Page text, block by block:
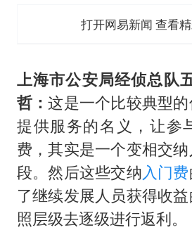
打开网易新闻 查看
上海市公安局经侦总队
哲：这是一个比较典型
提供服务的名义，让参
费，其实是一个变相交
段。然后这些交纳入门费
了继续发展人员获得收
照层级去逐级进行返利。